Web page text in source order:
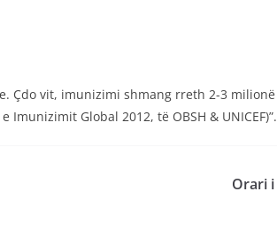
Çdo vit, imunizimi shmang rreth 2-3
Global 2012, të OBSH & UNICEF)”.
Orari